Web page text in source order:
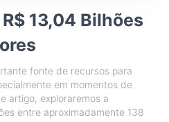
13,04 Bilhões
fonte de recursos para
em momentos de
artigo, exploraremos a
entre aproximadamente 138